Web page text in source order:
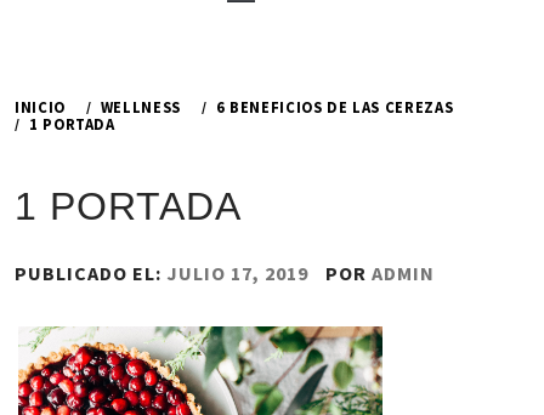
INICIO WELLNESS
6 BENEFICIOS DE LAS CEREZAS
1 PORTADA
1 PORTADA
PUBLICADO EL: JULIO 17, 2019 POR ADMIN